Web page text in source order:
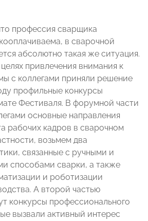
профессия сварщика
в сварочной
абсолютно такая же ситуация.
привлечения внимания к
с коллегами приняли решение
профильные конкурсы
Фестиваля. В форумной части
основные направления
рабочих кадров в сварочном
возьмем два
связанные с ручными и
способами сварки, а также
и роботизации
А второй частью
конкурсы профессионального
вызвали активный интерес